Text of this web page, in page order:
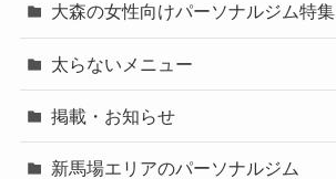
大森の女性向けパーソナルジム特集
太らないメニュー
掲載・お知らせ
新馬場エリアのパーソナルジム